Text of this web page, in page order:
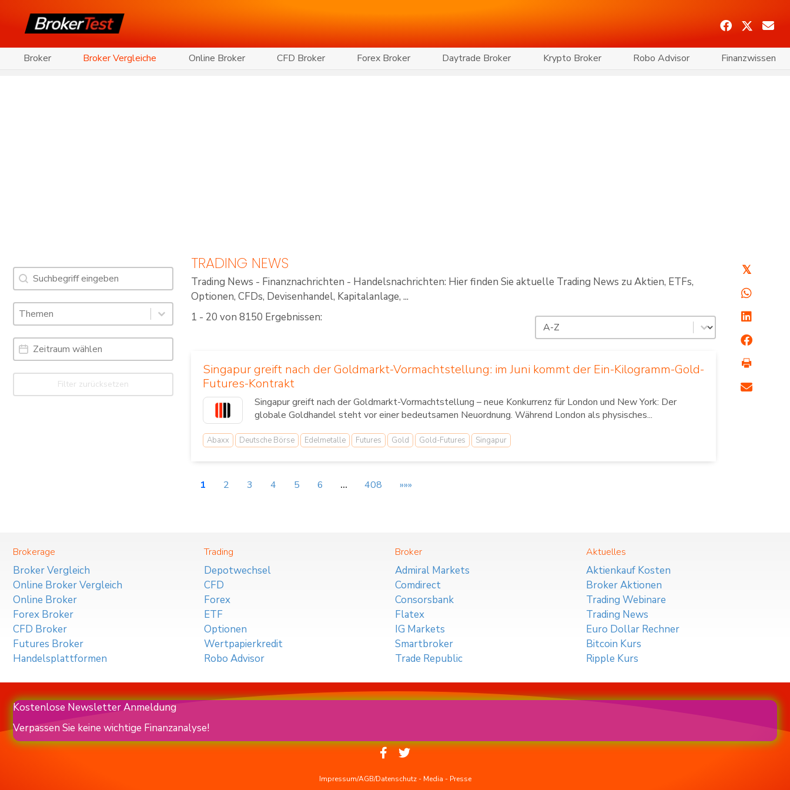
Broker Broker Vergleiche Online Broker CFD Broker Forex Broker Daytrade Broker Krypto Broker Robo Advisor Finanzwissen
Suche
Search content
Schlagworte: Trading News & Webinare
Select content
Select content
Date Range
Date
Filter zurücksetzen
TRADING NEWS
Trading News - Finanznachrichten - Handelsnachrichten: Hier finden Sie aktuelle Trading News zu Aktien, ETFs,
Optionen, CFDs, Devisenhandel, Kapitalanlage, ...
1 - 20 von 8150 Ergebnissen:
Sortierung
Sort content
Singapur greift nach der Goldmarkt-Vormachtstellung: im Juni kommt der Ein-Kilogramm-Gold-
Futures-Kontrakt
Singapur greift nach der Goldmarkt-Vormachtstellung – neue Konkurrenz für London und New York: Der
globale Goldhandel steht vor einer bedeutsamen Neuordnung. Während London als physisches...
Abaxx Deutsche Börse Edelmetalle Futures Gold Gold-Futures Singapur
1 2 3 4 5 6 … 408 »»»
𝕏
Brokerage
Broker Vergleich
Online Broker Vergleich
Online Broker
Forex Broker
CFD Broker
Futures Broker
Handelsplattformen
Trading
Depotwechsel
CFD
Forex
ETF
Optionen
Wertpapierkredit
Robo Advisor
Broker
Admiral Markets
Comdirect
Consorsbank
Flatex
IG Markets
Smartbroker
Trade Republic
Aktuelles
Aktienkauf Kosten
Broker Aktionen
Trading Webinare
Trading News
Euro Dollar Rechner
Bitcoin Kurs
Ripple Kurs
Kostenlose Newsletter Anmeldung
Verpassen Sie keine wichtige Finanzanalyse!
Impressum/AGB/Datenschutz- Media - Presse